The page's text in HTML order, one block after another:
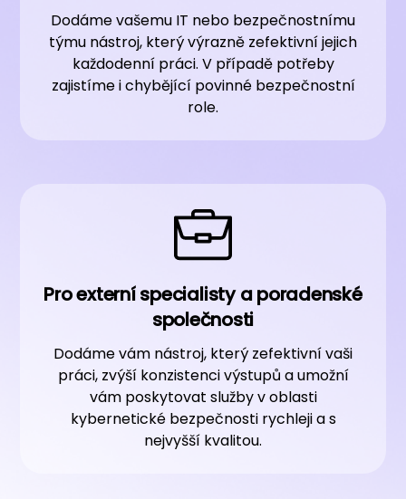
Dodáme vašemu IT nebo bezpečnostnímu
týmu nástroj, který výrazně zefektivní jejich
každodenní práci. V případě potřeby
zajistíme i chybějící povinné bezpečnostní
role.
Pro externí specialisty a poradenské
společnosti
Dodáme vám nástroj, který zefektivní vaši
práci, zvýší konzistenci výstupů a umožní
vám poskytovat služby v oblasti
kybernetické bezpečnosti rychleji a s
nejvyšší kvalitou.